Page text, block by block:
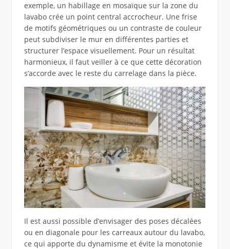
exemple, un habillage en mosaïque sur la zone du
lavabo crée un point central accrocheur. Une frise
de motifs géométriques ou un contraste de couleur
peut subdiviser le mur en différentes parties et
structurer l’espace visuellement. Pour un résultat
harmonieux, il faut veiller à ce que cette décoration
s’accorde avec le reste du carrelage dans la pièce.
Il est aussi possible d’envisager des poses décalées
ou en diagonale pour les carreaux autour du lavabo,
ce qui apporte du dynamisme et évite la monotonie